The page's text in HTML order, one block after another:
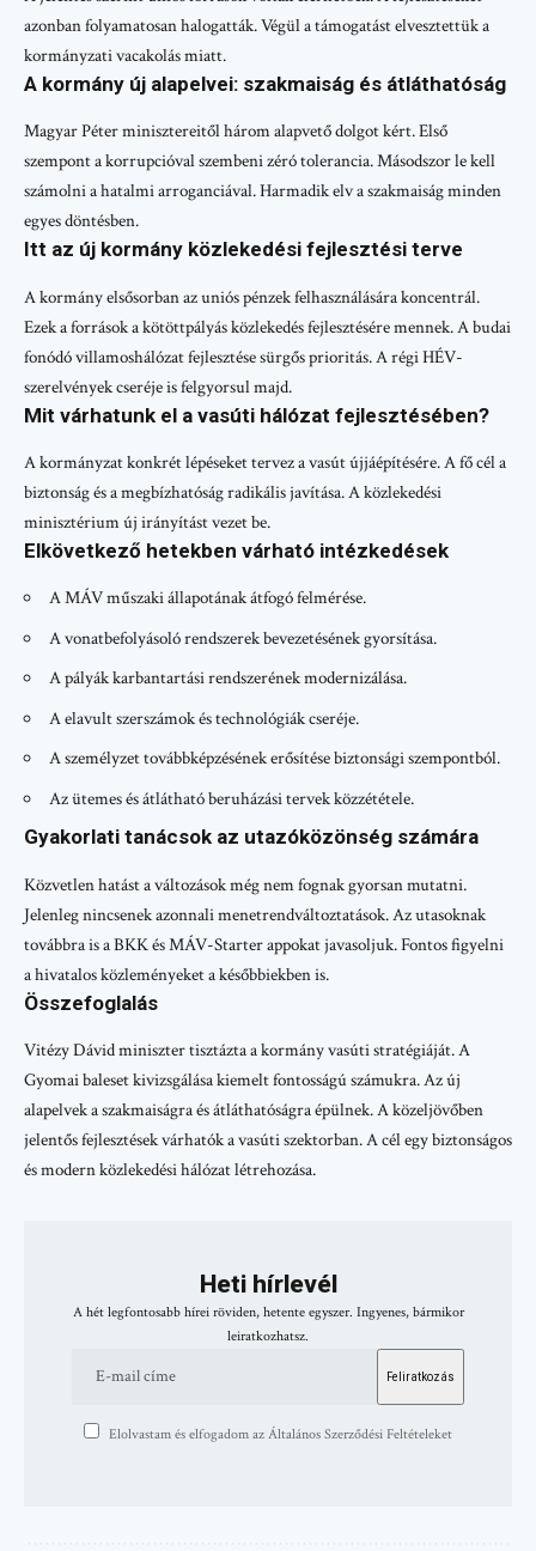
azonban folyamatosan halogatták. Végül a támogatást elvesztettük a
kormányzati vacakolás miatt.
A kormány új alapelvei: szakmaiság és átláthatóság
Magyar Péter minisztereitől három alapvető dolgot kért. Első
szempont a korrupcióval szembeni zéró tolerancia. Másodszor le kell
számolni a hatalmi arroganciával. Harmadik elv a szakmaiság minden
egyes döntésben.
Itt az új kormány közlekedési fejlesztési terve
A kormány elsősorban az uniós pénzek felhasználására koncentrál.
Ezek a források a kötöttpályás közlekedés fejlesztésére mennek. A budai
fonódó villamoshálózat fejlesztése sürgős prioritás. A régi HÉV-
szerelvények cseréje is felgyorsul majd.
Mit várhatunk el a vasúti hálózat fejlesztésében?
A kormányzat konkrét lépéseket tervez a vasút újjáépítésére. A fő cél a
biztonság és a megbízhatóság radikális javítása. A közlekedési
minisztérium új irányítást vezet be.
Elkövetkező hetekben várható intézkedések
A MÁV műszaki állapotának átfogó felmérése.
A vonatbefolyásoló rendszerek bevezetésének gyorsítása.
A pályák karbantartási rendszerének modernizálása.
A elavult szerszámok és technológiák cseréje.
A személyzet továbbképzésének erősítése biztonsági szempontból.
Az ütemes és átlátható beruházási tervek közzététele.
Gyakorlati tanácsok az utazóközönség számára
Közvetlen hatást a változások még nem fognak gyorsan mutatni.
Jelenleg nincsenek azonnali menetrendváltoztatások. Az utasoknak
továbbra is a BKK és MÁV-Starter appokat javasoljuk. Fontos figyelni
a hivatalos közleményeket a későbbiekben is.
Összefoglalás
Vitézy Dávid miniszter tisztázta a kormány vasúti stratégiáját. A
Gyomai baleset kivizsgálása kiemelt fontosságú számukra. Az új
alapelvek a szakmaiságra és átláthatóságra épülnek. A közeljövőben
jelentős fejlesztések várhatók a vasúti szektorban. A cél egy biztonságos
és modern közlekedési hálózat létrehozása.
Heti hírlevél
A hét legfontosabb hírei röviden, hetente egyszer. Ingyenes, bármikor
leiratkozhatsz.
Elolvastam és elfogadom az Általános Szerződési Feltételeket